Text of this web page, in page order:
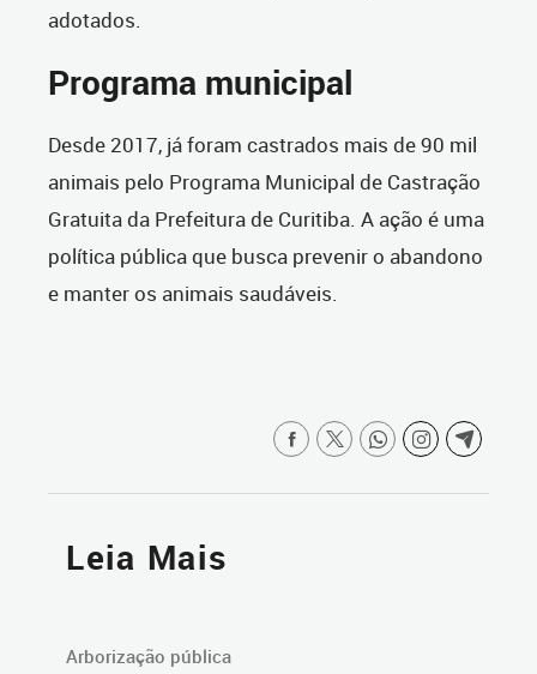
adotados.
Programa municipal
Desde 2017, já foram castrados mais de 90 mil
animais pelo Programa Municipal de Castração
Gratuita da Prefeitura de Curitiba. A ação é uma
política pública que busca prevenir o abandono
e manter os animais saudáveis.
Leia Mais
Arborização pública